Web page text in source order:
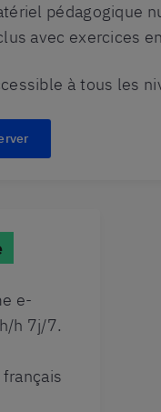
pédagogique
avec exercices
à tous les
e-
h 7j/7.